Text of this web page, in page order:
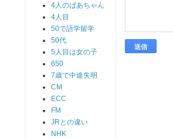
4人のばあちゃん
4人目
50で語学留学
50代
5人目は女の子
650
7歳で中途失明
CM
ECC
FM
JRとの違い
NHK